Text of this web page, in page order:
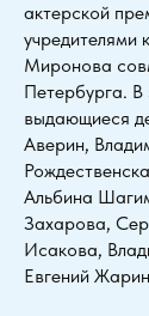
актерской
учредителями
Миронова
Петербурга. В
выдающиеся
Аверин,
Альбина
Захарова,
Исакова,
Евгений